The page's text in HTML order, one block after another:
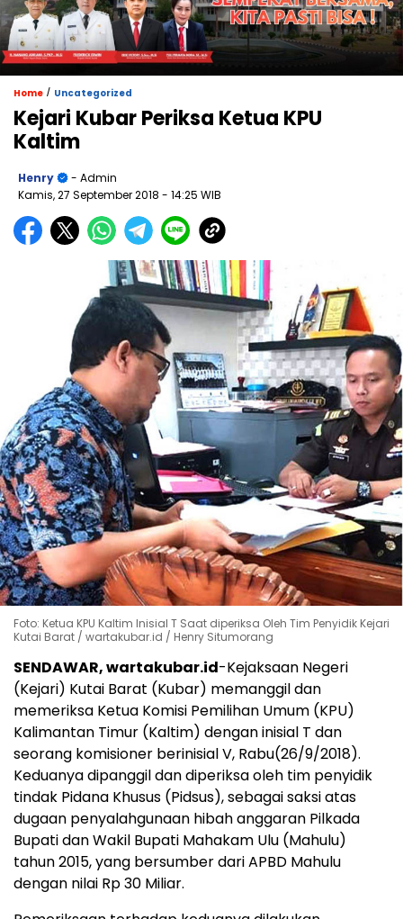
Home / Uncategorized
Kejari Kubar Periksa Ketua KPU
Kaltim
Henry
- Admin
Kamis, 27 September 2018 - 14:25 WIB
Foto: Ketua KPU Kaltim Inisial T Saat diperiksa Oleh Tim Penyidik Kejari
Kutai Barat / wartakubar.id / Henry Situmorang
SENDAWAR, wartakubar.id-Kejaksaan Negeri
(Kejari) Kutai Barat (Kubar) memanggil dan
memeriksa Ketua Komisi Pemilihan Umum (KPU)
Kalimantan Timur (Kaltim) dengan inisial T dan
seorang komisioner berinisial V, Rabu(26/9/2018).
Keduanya dipanggil dan diperiksa oleh tim penyidik
tindak Pidana Khusus (Pidsus), sebagai saksi atas
dugaan penyalahgunaan hibah anggaran Pilkada
Bupati dan Wakil Bupati Mahakam Ulu (Mahulu)
tahun 2015, yang bersumber dari APBD Mahulu
dengan nilai Rp 30 Miliar.